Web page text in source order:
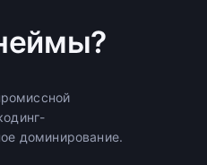
доминирование.